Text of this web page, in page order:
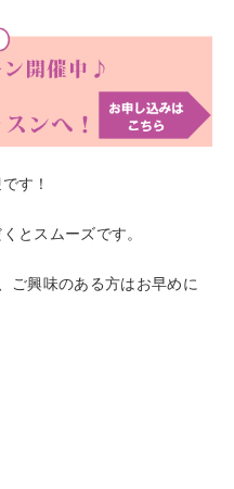
す！
とスムーズです。
ご興味のある方はお早めに